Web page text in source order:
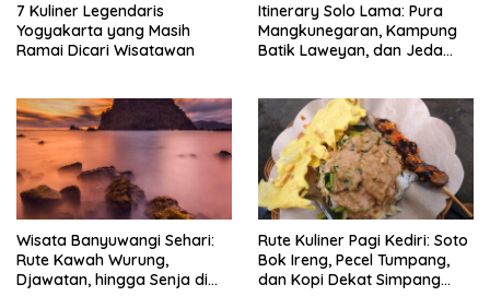
7 Kuliner Legendaris
Yogyakarta yang Masih
Ramai Dicari Wisatawan
Itinerary Solo Lama: Pura
Mangkunegaran, Kampung
Batik Laweyan, dan Jeda
Wisata Banyuwangi Sehari:
Rute Kawah Wurung,
Djawatan, hingga Senja di
Rute Kuliner Pagi Kediri: Soto
Bok Ireng, Pecel Tumpang,
dan Kopi Dekat Simpang